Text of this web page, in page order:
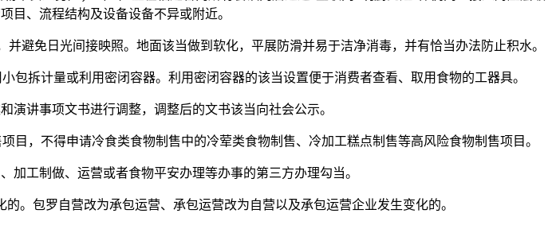
目、流程结构及设备设备不异或附近。
免日光间接映照。地面该当做到软化，平展防滑并易于洁净消毒，并有恰当办法防止积水。
拆计量或利用密闭容器。利用密闭容器的该当设置便于消费者查看、取用食物的工器具。
讲事项文书进行调整，调整后的文书该当向社会公示。
，不得申请冷食类食物制售中的冷荤类食物制售、冷加工糕点制售等高风险食物制售项目。
工制做、运营或者食物平安办理等办事的第三方办理勾当。
包罗自营改为承包运营、承包运营改为自营以及承包运营企业发生变化的。